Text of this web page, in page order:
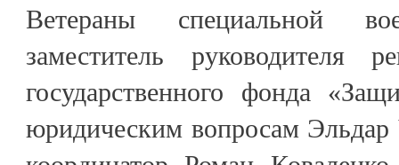
Ветераны специальной
заместитель руководителя
государственного фонда
юридическим вопросам